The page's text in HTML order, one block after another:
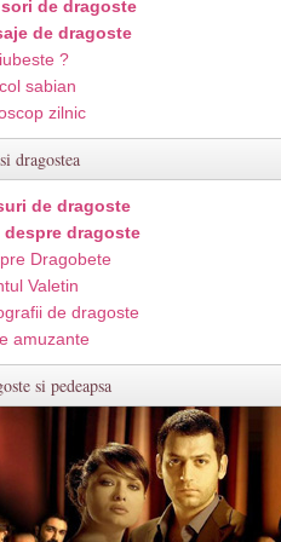
de dragoste
de dragoste
?
sabian
zilnic
dragostea
de dragoste
despre dragoste
Dragobete
Valetin
de dragoste
amuzante
si pedeapsa